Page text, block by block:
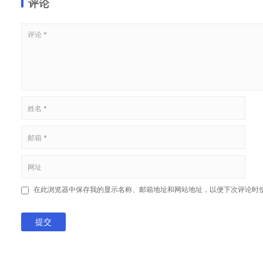
评论
在此浏览器中保存我的显示名称、邮箱地址和网站地址，以便下次评论时
提交